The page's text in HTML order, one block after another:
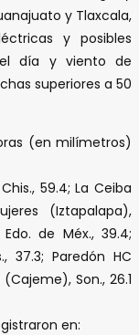
y Tlaxcala,
y posibles
el día y viento de
superiores a 50
(en milímetros)
59.4; La Ceiba
(Iztapalapa),
de Méx., 39.4;
37.3; Paredón HC
Son., 26.1
en: